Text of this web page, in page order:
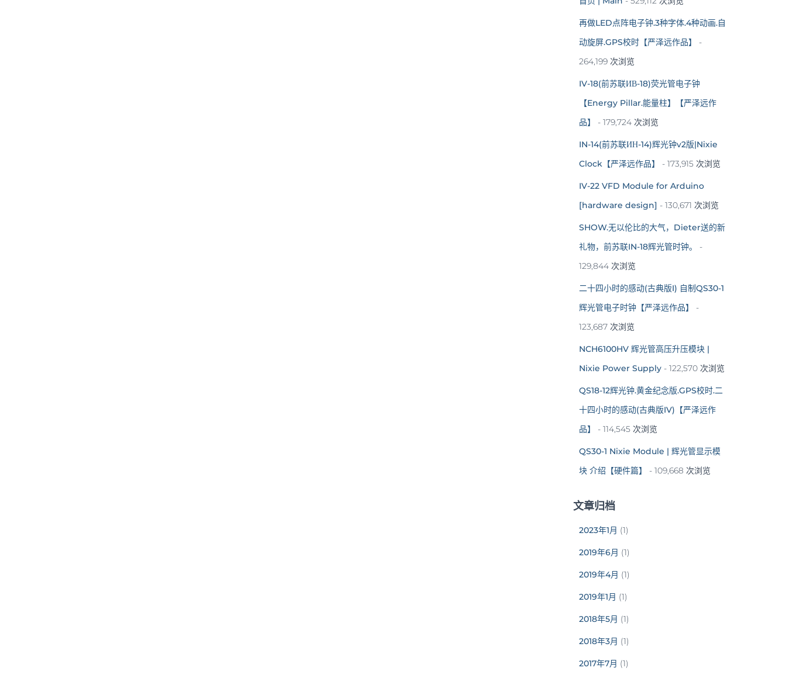
再做LED点阵电子钟.3种字体.4种动画.自
动旋屏.GPS校时【严泽远作品】
-
264,199 次浏览
IV-18(前苏联ИВ-18)荧光管电子钟
【Energy Pillar.能量柱】【严泽远作
品】
- 179,724 次浏览
IN-14(前苏联ИН-14)辉光钟v2版|Nixie
Clock【严泽远作品】
- 173,915 次浏览
IV-22 VFD Module for Arduino
[hardware design] - 130,671 次浏览
SHOW.无以伦比的大气，Dieter送的新
礼物，前苏联IN-18辉光管时钟。
-
129,844 次浏览
二十四小时的感动(古典版I) 自制QS30-1
辉光管电子时钟【严泽远作品】
-
123,687 次浏览
NCH6100HV 辉光管高压升压模块 |
Nixie Power Supply- 122,570 次浏览
QS18-12辉光钟.黄金纪念版.GPS校时.二
十四小时的感动(古典版IV)【严泽远作
品】
- 114,545 次浏览
QS30-1 Nixie Module | 辉光管显示模
块 介绍【硬件篇】
- 109,668 次浏览
文章归档
2023年1月 (1)
2019年6月 (1)
2019年4月 (1)
2019年1月 (1)
2018年5月 (1)
2018年3月 (1)
2017年7月 (1)